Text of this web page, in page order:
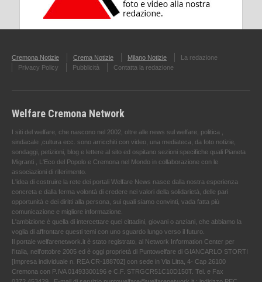
Cremona Notizie Crema Notizie Milano Notizie
La redazione
Privacy Policy
Pubblicità Contatta la redazione
Welfare Cremona Network
I siti del welfare, che nascono nel 2002, oltre alle news sul welfare, politica ,
sindacale ,cultura ecc. sono arricchiti con video, una mediateca, da foto notizie,
sondaggi, petizioni, blog e lettere al sito ed ospitano sezioni specifiche quali Pianeta
Migranti , L'Eco del Popolo e Cremona nel Mondo in collaborazione con le
associazioni di riferimento.
L'idea di costruire la rete dei portali Welfare News nasce dalla nostra esperienza
concreta e dalla ferma volontà di credere nei valori della solidarietà, delle pari
opportunità e dei diritti alla persona, sui quali siamo convinti, vada fatta più
comunicazione e migliore informazione.
L'ambizione è quella di intercettare quei cittadini, giovani o anziani, che abbiamo la
voglia di affrontare questi temi con uno sguardo lungo verso il futuro.
Il portale welfarenetwork.it è stato registrato, al Network Information Center per
l'Italia, nell’ottobre 2005 ed è oggi proprietà di Puntowelfare di GIANCARLO STORTI
[Impresa individuale n. REA CR-188702] con sede in Via Litta, 4- Cap 26100
Cremona con P.IVA 01493300196 e C.F. STRGCR51C10D150T. Tel. e Fax